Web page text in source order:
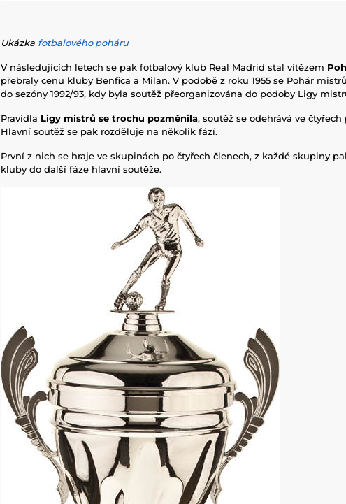
Ukázka fotbalového poháru
V následujících letech se pak fotbalový klub Real Madrid stal vítězem
přebraly cenu kluby Benfica a Milan. V podobě z roku 1955 se Pohár
do sezóny 1992/93, kdy byla soutěž přeorganizována do podoby Ligy
Pravidla Ligy mistrů se trochu pozměnila, soutěž se odehrává ve
Hlavní soutěž se pak rozděluje na několik fází.
První z nich se hraje ve skupinách po čtyřech členech, z každé skupiny
kluby do další fáze hlavní soutěže.